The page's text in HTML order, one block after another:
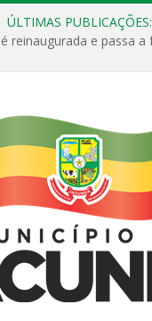
ÚLTIMAS PUBLICAÇÕES: